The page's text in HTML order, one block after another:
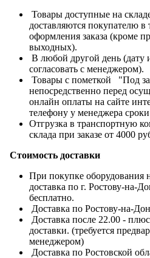
Товары доступные на
доставляются покупателю в
оформления заказа (кроме
выходных).
В любой другой день (дату
согласовать с менеджером).
Товары с пометкой "Под
непосредственно перед
онлайн оплаты на сайте
телефону у менеджера
Отгрузка в транспортную
склада при заказе от 4000
Стоимость доставки
При покупке оборудования
доставка по г. Ростову-на-
бесплатно.
Доставка по Ростову-на-
Доставка после 22.00 -
доставки. (требуется
менеджером)
Доставка по Ростовской